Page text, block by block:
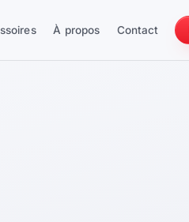
À propos Contact